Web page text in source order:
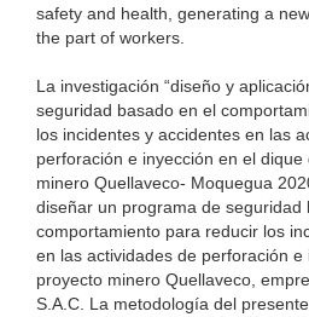
safety and health, generating a
the part of workers.
La investigación “diseño y
seguridad basado en el
los incidentes y accidentes en las
perforación e inyección en el
minero Quellaveco- Moquegua
diseñar un programa de seguridad
comportamiento para reducir los
en las actividades de perforación e
proyecto minero Quellaveco,
S.A.C. La metodología del